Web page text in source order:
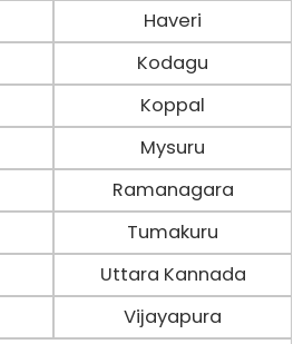
Haveri
Kodagu
Koppal
Mysuru
Ramanagara
Tumakuru
Uttara Kannada
Vijayapura